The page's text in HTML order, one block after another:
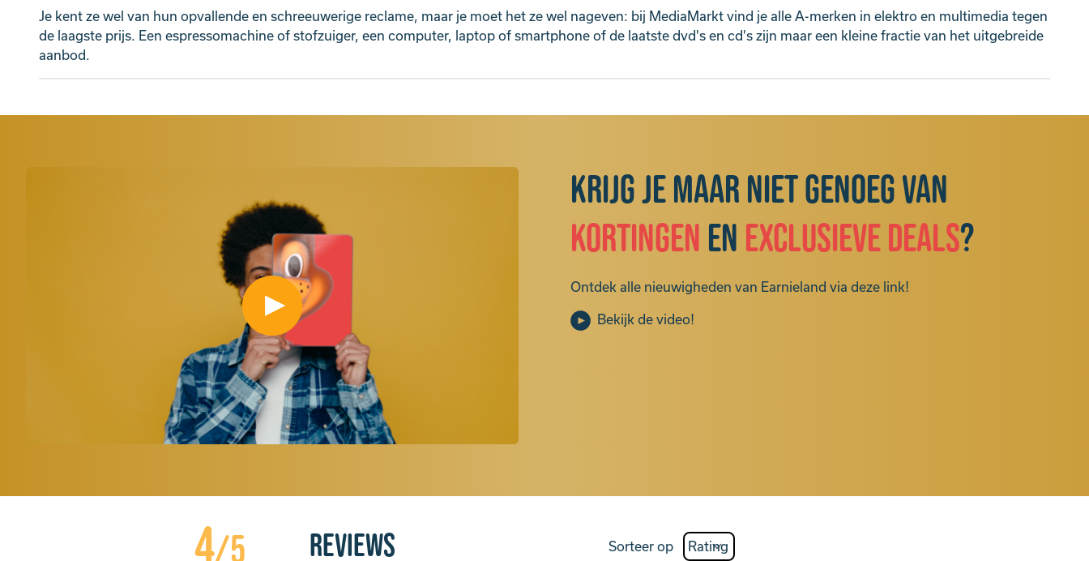
Je kent ze wel van hun opvallende en schreeuwerige reclame, maar je moet het ze wel nageven: bij MediaMarkt vind je alle A-merken in elektro en multimedia tegen
de laagste prijs. Een espressomachine of stofzuiger, een computer, laptop of smartphone of de laatste dvd's en cd's zijn maar een kleine fractie van het uitgebreide
aanbod.
Krijg je maar niet genoeg van
kortingen en exclusieve deals?
Ontdek alle nieuwigheden van Earnieland via deze link!
Bekijk de video!
4/5 Reviews Sorteer op